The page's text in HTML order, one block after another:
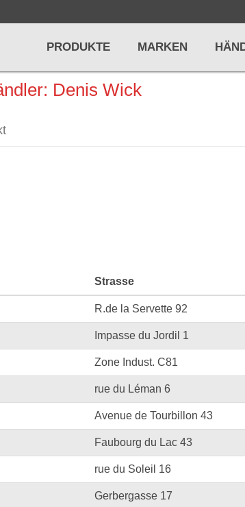
PRODUKTE
STANDS DRUMS & PERCUSSION
Schlagzeuge
Roto Toms
... mehr
MARKEN
Denis Wick
Strasse
R.de la Servette 92
Impasse du Jordil 1
Zone Indust. C81
rue du Léman 6
Avenue de Tourbillon 43
Faubourg du Lac 43
rue du Soleil 16
Gerbergasse 17